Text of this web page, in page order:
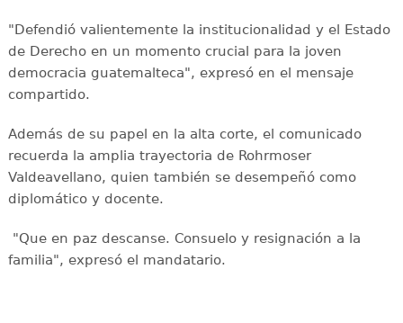
"Defendió valientemente la institucionalidad y el Estado
de Derecho en un momento crucial para la joven
democracia guatemalteca", expresó en el mensaje
compartido.
Además de su papel en la alta corte, el comunicado
recuerda la amplia trayectoria de Rohrmoser
Valdeavellano, quien también se desempeñó como
diplomático y docente.
"Que en paz descanse. Consuelo y resignación a la
familia", expresó el mandatario.